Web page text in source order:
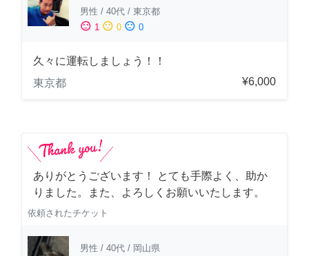
男性 / 40代 / 東京都
sentiment_satisfied 1 sentiment_neutral 0 sentiment_dissatisfied 0
久々に運転しましょう！！
東京都
¥6,000
ありがとうございます！ とても手際よく、助か
りました。また、よろしくお願いいたします。
依頼されたチケット
男性 / 40代 / 岡山県